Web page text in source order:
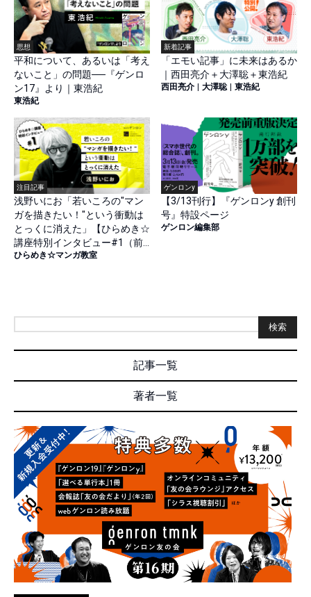
思想
平和について、あるいは「考え
ないこと」の問題──『ゲンロ
ン17』より｜東浩紀
東浩紀
新着記事
「エモい記事」に未来はあるか
｜西田亮介＋大澤聡＋東浩紀
西田亮介 | 大澤聡 | 東浩紀
注目記事
浅野いにお「若いころの"マン
ガを描きたい！"という衝動は
とっくに消えた」【ひらめき☆
講座特別インタビュー#1（前
篇）】
ひらめき☆マンガ教室
ゲンロンy
【3/13刊行】『ゲンロンy 創刊
号』特設ページ
ゲンロン編集部
検索
記事一覧
著者一覧